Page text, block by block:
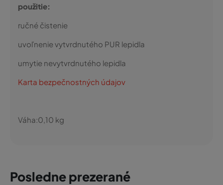
použitie:
ručné čistenie
uvoľnenie vytvrdnutého PUR lepidla
umytie nevytvrdnutého lepidla
Karta bezpečnostných údajov
Váha:0,10 kg
Posledne prezerané